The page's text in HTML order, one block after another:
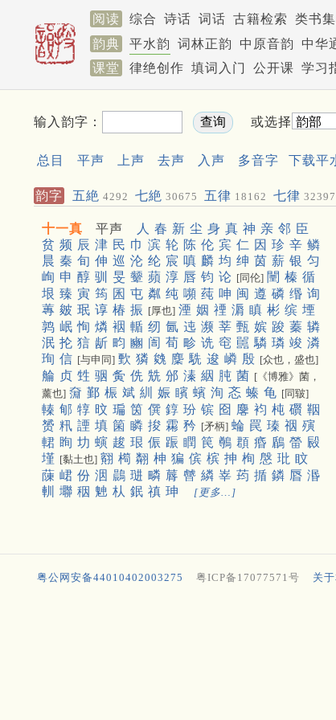
阅读 综合 诗话 词话 古籍检索 类书
韵典
平水韵 词林正韵 中原音韵 中华
课堂
律绝创作 填词入门 公开课 学习
输入韵字： 或选择
总目 平声 上声 去声 入声 多音字 下载平
韵字 五絶 4292 七絶 30675 五律 18162 七律 32397
十一真 平声 人 春 新 尘 身 真 神 亲 邻 臣
贫 频 辰 津 民 巾 滨 轮 陈 伦 宾 仁 因 珍 辛 鳞
晨 秦 旬 伸 巡 沦 纶 宸 嗔 麟 均 绅 茵 薪 银 匀
峋 申 醇 驯 旻 颦 蘋 淳 唇 钧 论 [同伦] 闉 榛 循
垠 臻 寅 筠 囷 屯 粼 纯 嚬 莼 呻 闽 遵 磷 缗 询
蓴 皴 珉 谆 椿 振 [厚也] 湮 姻 禋 漘 瞋 彬 缤 堙
鹑 岷 恂 燐 裀 輴 纫 氤 迍 濒 莘 甄 嫔 踆 蓁 辚
泯 抡 狺 龂 畇 豳 訚 荀 畛 诜 窀 嚚 驎 璘 竣 潾
珣 信 [与申同] 歅 獜 㕙 麇 駪 逡 嶙 殷 [众也，盛也]
䑳 贞 甡 骃 夤 侁 兟 邠 溱 絪 肫 菌 [《博雅》菌，
薰也] 奫 鄞 桭 斌 紃 娠 矉 蠙 洵 忞 螓 龟 [同皲]
轃 郇 犉 旼 㻞 筃 僎 錞 玢 镔 囵 麐 袀 杶 礥 鞇
赟 籸 諲 填 箘 瞵 捘 霦 矜 [矛柄] 蜦 罠 瑧 䄄 殥
輑 眴 㘦 螾 䞭 珢 侲 䟴 瞤 笢 鷷 頵 痻 鶞 㽦 㲀
墐 [黏土也] 䎙 橁 翷 柛 猵 傧 槟 抻 栒 慇 玭 盿
蔯 峮 份 洇 鷐 琎 疄 䔚 䖜 繗 峷 荺 揗 鏻 㫳 湣
䡅
壣 秵 䰠 朲 鈱 禛 珅 [更多…]
粤公网安备44010402003275 粤ICP备17077571号 关